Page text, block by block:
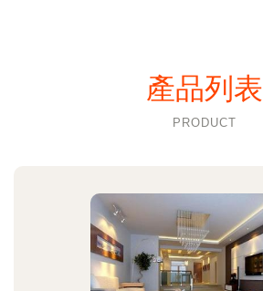
產品列表
PRODUCT